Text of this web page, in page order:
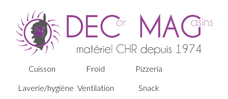
Cuisson Froid
Pizzeria
Laverie/hygiène Ventilation
Snack